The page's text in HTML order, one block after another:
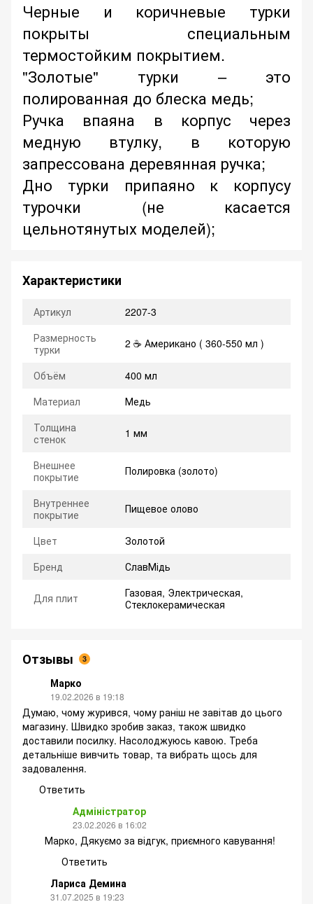
Черные и коричневые турки
покрыты специальным
термостойким покрытием.
"Золотые" турки – это
полированная до блеска медь;
Ручка впаяна в корпус через
медную втулку, в которую
запрессована деревянная ручка;
Дно турки припаяно к корпусу
турочки (не касается
цельнотянутых моделей);
Характеристики
Артикул
2207-3
Размерность
турки
2 ☕ Американо ( 360-550 мл )
Объём
400 мл
Материал
Медь
Толщина
стенок
1 мм
Внешнее
покрытие
Полировка (золото)
Внутреннее
покрытие
Пищевое олово
Цвет
Золотой
Бренд
СлавМідь
Для плит
Газовая, Электрическая,
Стеклокерамическая
Отзывы 3
Марко
19.02.2026 в 19:18
Думаю, чому журився, чому раніш не завітав до цього
магазину. Швидко зробив заказ, також швидко
доставили посилку. Насолоджуюсь кавою. Треба
детальніше вивчить товар, та вибрать щось для
задовалення.
Ответить
Адміністратор
23.02.2026 в 16:02
Марко, Дякуємо за відгук, приємного кавування!
Ответить
Лариса Демина
31.07.2025 в 19:23